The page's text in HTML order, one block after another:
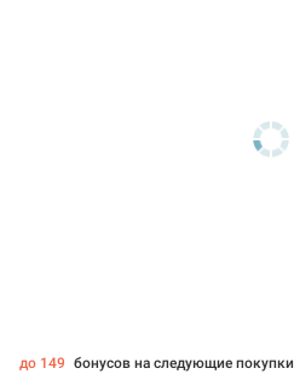
до 149 бонусов на следующие покупки